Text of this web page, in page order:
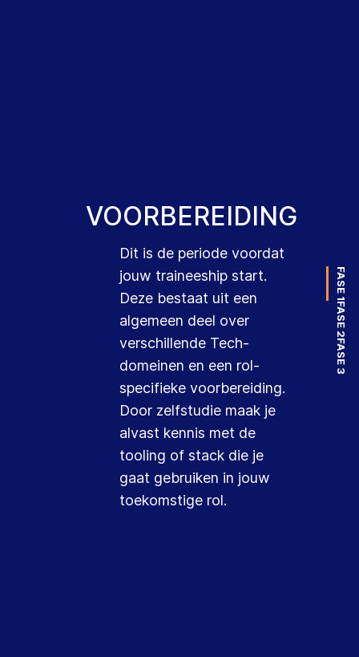
FASE 1
FASE 2
FASE 3
VOORBEREIDING
Dit is de periode voordat
jouw traineeship start.
Deze bestaat uit een
algemeen deel over
verschillende Tech-
domeinen en een rol-
specifieke voorbereiding.
Door zelfstudie maak je
alvast kennis met de
tooling of stack die je
gaat gebruiken in jouw
toekomstige rol.